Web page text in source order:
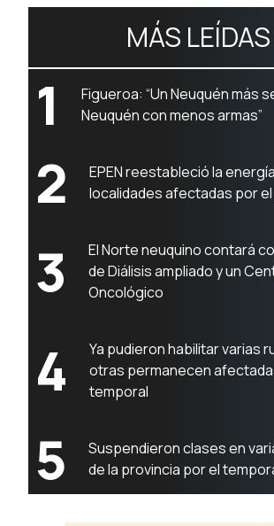
MÁS LEÍDAS
1
Figueroa: “Un Neuquén más
Neuquén con menos armas”
2
EPEN reestableció la
localidades afectadas por
3
El Norte neuquino contará
de Diálisis ampliado y un
Oncológico
4
Ya pudieron habilitar varias
otras permanecen
temporal
5
Suspendieron clases en
de la provincia por el